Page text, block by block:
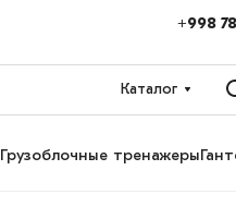
+998
Каталог
Грузоблочные тренажеры